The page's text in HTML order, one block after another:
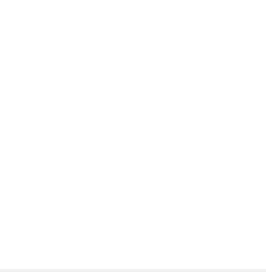
khí trong lạnh, giúp bảo vệ sức khoẻ cho gia
bảo dưỡng dễ dàng hơn.